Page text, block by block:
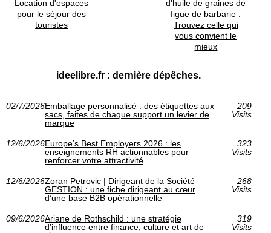
Location d'espaces
pour le séjour des
touristes
d'huile de graines de
figue de barbarie :
Trouvez celle qui
vous convient le
mieux
ideelibre.fr : dernière dépêches.
02/7/2026Emballage personnalisé : des étiquettes aux
sacs, faites de chaque support un levier de
marque
209
Visits
12/6/2026Europe’s Best Employers 2026 : les
enseignements RH actionnables pour
renforcer votre attractivité
323
Visits
12/6/2026Zoran Petrovic | Dirigeant de la Société
GESTION : une fiche dirigeant au cœur
d’une base B2B opérationnelle
268
Visits
09/6/2026Ariane de Rothschild : une stratégie
d’influence entre finance, culture et art de
319
Visits